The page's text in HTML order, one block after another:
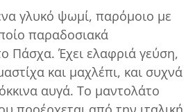
γλυκό ψωμί, παρόμοιο με
παραδοσιακά
Πάσχα. Έχει ελαφριά γεύση,
και μαχλέπι, και συχνά
αυγά. Το μαντολάτο